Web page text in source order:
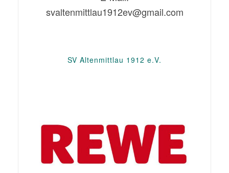
svaltenmittlau1912ev@gmail.com
SV Altenmittlau 1912 e.V.